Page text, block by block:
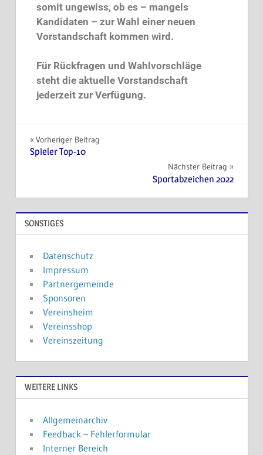
somit ungewiss, ob es – mangels
Kandidaten – zur Wahl einer neuen
Vorstandschaft kommen wird.
Für Rückfragen und Wahlvorschläge
steht die aktuelle Vorstandschaft
jederzeit zur Verfügung.
Vorheriger Beitrag
Spieler Top-10
Nächster Beitrag
Sportabzeichen 2022
SONSTIGES
Datenschutz
Impressum
Partnergemeinde
Sponsoren
Vereinsheim
Vereinsshop
Vereinszeitung
WEITERE LINKS
Allgemeinarchiv
Feedback – Fehlerformular
Interner Bereich